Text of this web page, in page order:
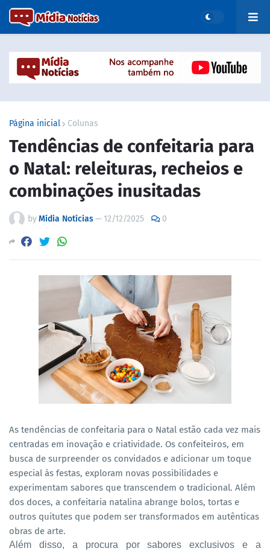
Página inicial Colunas
Tendências de confeitaria para
o Natal: releituras, recheios e
combinações inusitadas
byMídia Notícias— 12/12/2025 0
As tendências de confeitaria para o Natal estão cada vez mais
centradas em inovação e criatividade. Os confeiteiros, em
busca de surpreender os convidados e adicionar um toque
especial às festas, exploram novas possibilidades e
experimentam sabores que transcendem o tradicional. Além
dos doces, a confeitaria natalina abrange bolos, tortas e
outros quitutes que podem ser transformados em autênticas
obras de arte.
Além disso, a procura por sabores exclusivos e a